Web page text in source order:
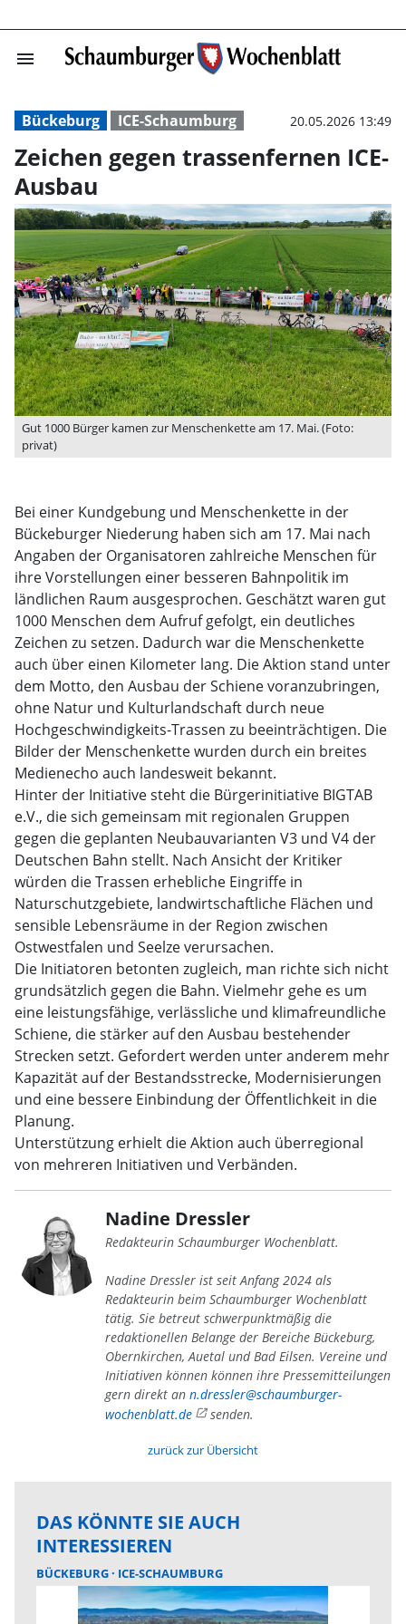
menu Zeichen gegen
Bückeburg ICE-Schaumburg 20.05.2026 13:49
Zeichen gegen trassenfernen ICE-
Ausbau
Gut 1000 Bürger kamen zur Menschenkette am 17. Mai. (Foto:
privat)
Bei einer Kundgebung und Menschenkette in der
Bückeburger Niederung haben sich am 17. Mai nach
Angaben der Organisatoren zahlreiche Menschen für
ihre Vorstellungen einer besseren Bahnpolitik im
ländlichen Raum ausgesprochen. Geschätzt waren gut
1000 Menschen dem Aufruf gefolgt, ein deutliches
Zeichen zu setzen. Dadurch war die Menschenkette
auch über einen Kilometer lang. Die Aktion stand unter
dem Motto, den Ausbau der Schiene voranzubringen,
ohne Natur und Kulturlandschaft durch neue
Hochgeschwindigkeits-Trassen zu beeinträchtigen. Die
Bilder der Menschenkette wurden durch ein breites
Medienecho auch landesweit bekannt.
Hinter der Initiative steht die Bürgerinitiative BIGTAB
e.V., die sich gemeinsam mit regionalen Gruppen
gegen die geplanten Neubauvarianten V3 und V4 der
Deutschen Bahn stellt. Nach Ansicht der Kritiker
würden die Trassen erhebliche Eingriffe in
Naturschutzgebiete, landwirtschaftliche Flächen und
sensible Lebensräume in der Region zwischen
Ostwestfalen und Seelze verursachen.
Die Initiatoren betonten zugleich, man richte sich nicht
grundsätzlich gegen die Bahn. Vielmehr gehe es um
eine leistungsfähige, verlässliche und klimafreundliche
Schiene, die stärker auf den Ausbau bestehender
Strecken setzt. Gefordert werden unter anderem mehr
Kapazität auf der Bestandsstrecke, Modernisierungen
und eine bessere Einbindung der Öffentlichkeit in die
Planung.
Unterstützung erhielt die Aktion auch überregional
von mehreren Initiativen und Verbänden.
Nadine Dressler
Redakteurin Schaumburger Wochenblatt.
Nadine Dressler ist seit Anfang 2024 als
Redakteurin beim Schaumburger Wochenblatt
tätig. Sie betreut schwerpunktmäßig die
redaktionellen Belange der Bereiche Bückeburg,
Obernkirchen, Auetal und Bad Eilsen. Vereine und
Initiativen können können ihre Pressemitteilungen
gern direkt an n.dressler@schaumburger-
wochenblatt.de
senden.
zurück zur Übersicht
DAS KÖNNTE SIE AUCH
INTERESSIEREN
BÜCKEBURG ICE-SCHAUMBURG